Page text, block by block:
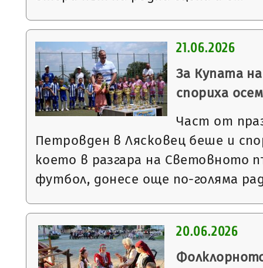
21.06.2026
За Купата
спориха
Част от
Петровден в Лясковец беше и
което в разгара на Световното
футбол, донесе още по-голяма
20.06.2026